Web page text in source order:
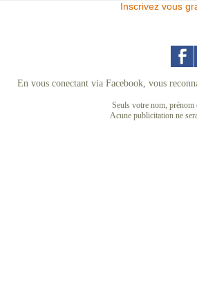
Inscrivez vous
En vous conectant via Facebook, vous
Seuls votre nom, prénom
Acune publicitation ne